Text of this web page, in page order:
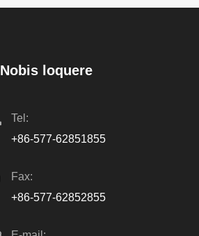
Nobis loquere
Tel:
+86-577-62851855
Fax:
+86-577-62852855